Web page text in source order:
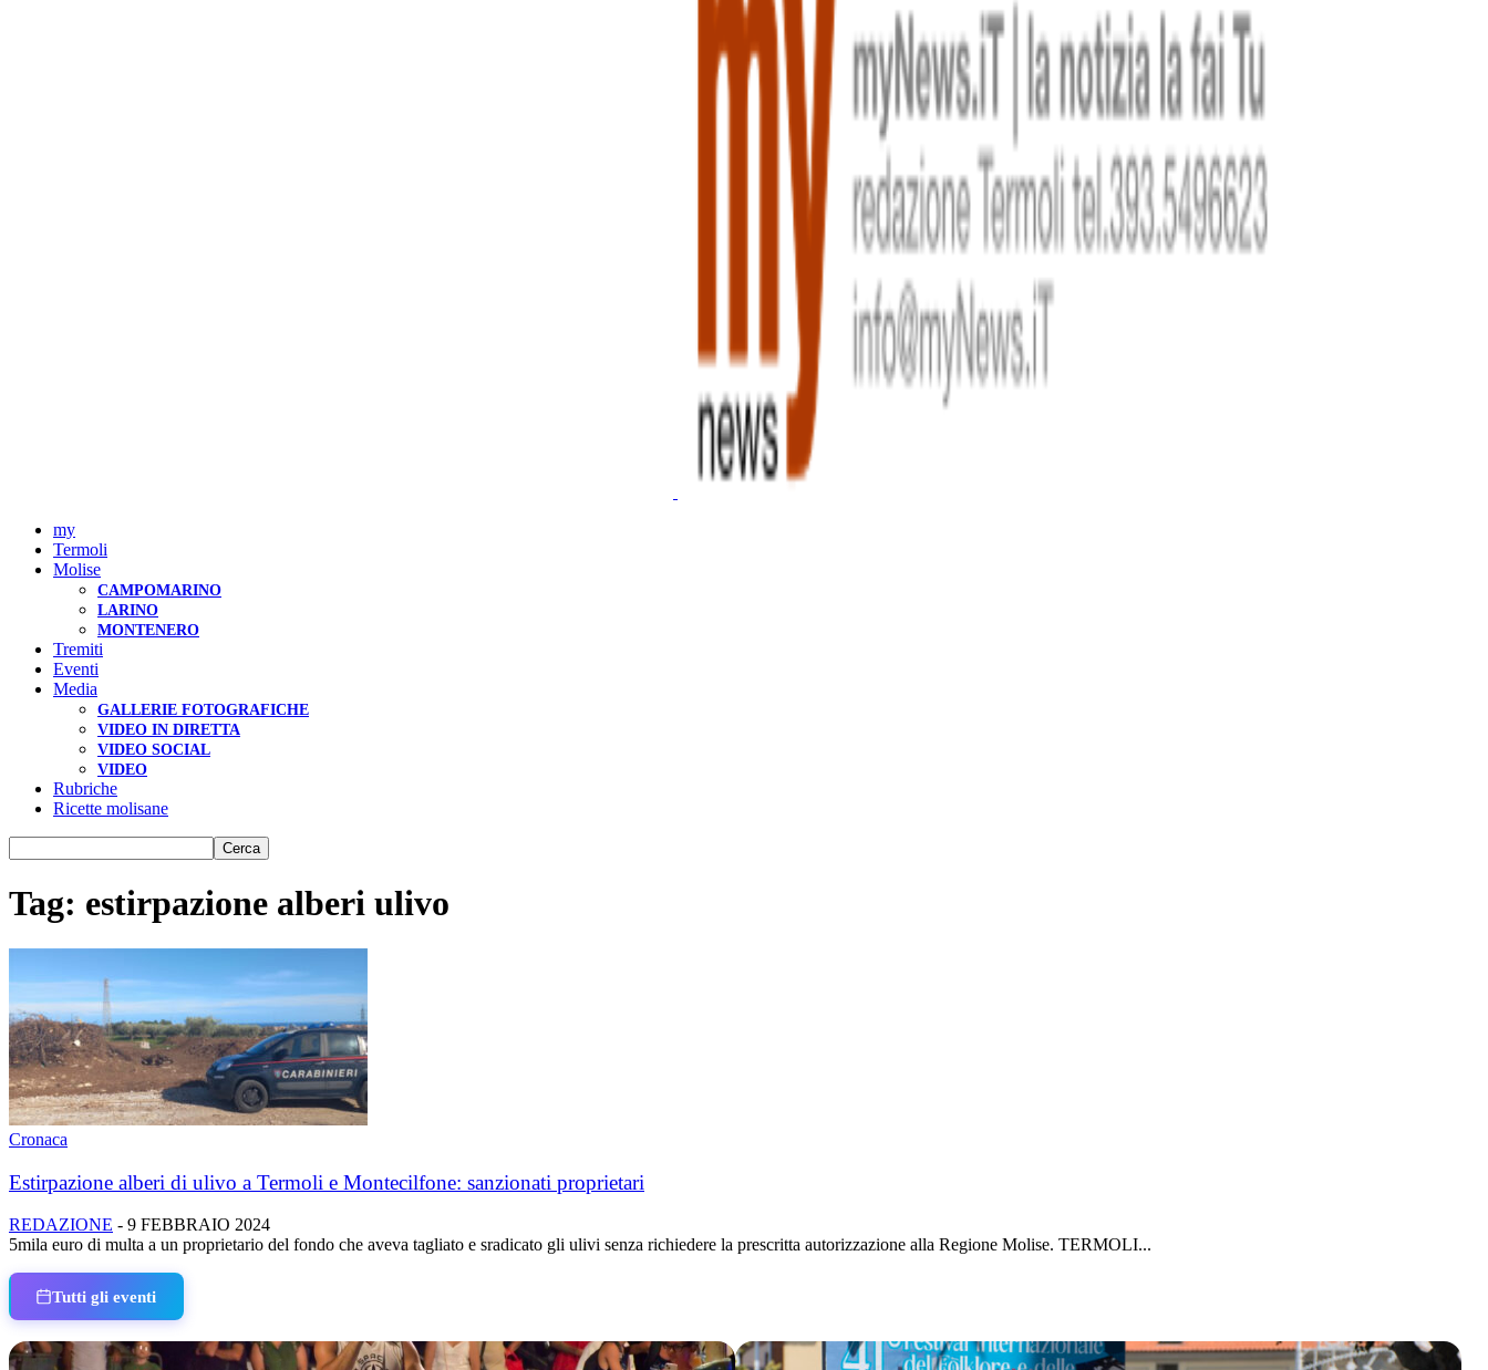
my
Termoli
Molise
CAMPOMARINO
LARINO
MONTENERO
Tremiti
Eventi
Media
GALLERIE FOTOGRAFICHE
VIDEO IN DIRETTA
VIDEO SOCIAL
VIDEO
Rubriche
Ricette molisane
Tag: estirpazione alberi ulivo
Cronaca
Estirpazione alberi di ulivo a Termoli e Montecilfone: sanzionati proprietari
REDAZIONE - 9 FEBBRAIO 2024
5mila euro di multa a un proprietario del fondo che aveva tagliato e sradicato gli ulivi senza richiedere la prescritta autorizzazione alla Regione Molise. TERMOLI...
Tutti gli eventi